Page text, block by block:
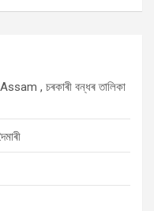
, চৰকাৰী বন্ধৰ তালিকা